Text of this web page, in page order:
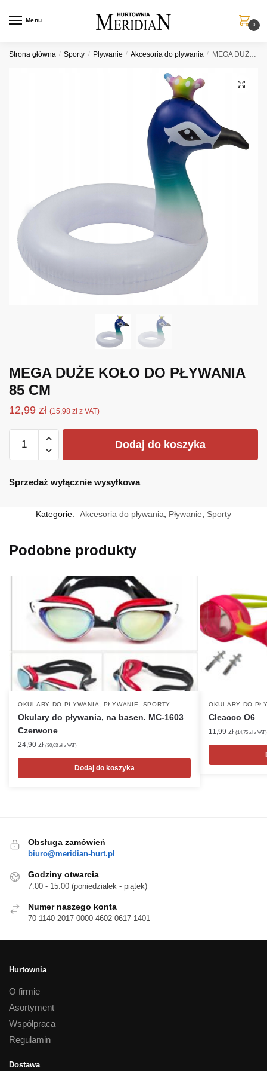
Menu
0
Strona główna / Sporty / Pływanie / Akcesoria do pływania / MEGA DUŻE KOŁO DO PŁYWANIA 85 CM
MEGA DUŻE KOŁO DO PŁYWANIA
85 CM
12,99 zł (15,98 zł z VAT)
MEGA
KOŁO
Dodaj do koszyka
Sprzedaż wyłącznie wysyłkowa
Kategorie: Akcesoria do pływania Pływanie Sporty
Podobne produkty
OKULARY DO PŁYWANIA PŁYWANIE SPORTY
Okulary do pływania, na basen. MC-1603
Czerwone
24,90 zł (30,63 zł z VAT)
Dodaj do koszyka
OKULARY DO
Cleacco O6
11,99 zł (14,75 zł z VAT)
Obsługa zamówień
biuro@meridian-hurt.pl
Godziny otwarcia
7:00 - 15:00 (poniedziałek - piątek)
Numer naszego konta
70 1140 2017 0000 4602 0617 1401
Hurtownia
O firmie
Asortyment
Współpraca
Regulamin
Dostawa